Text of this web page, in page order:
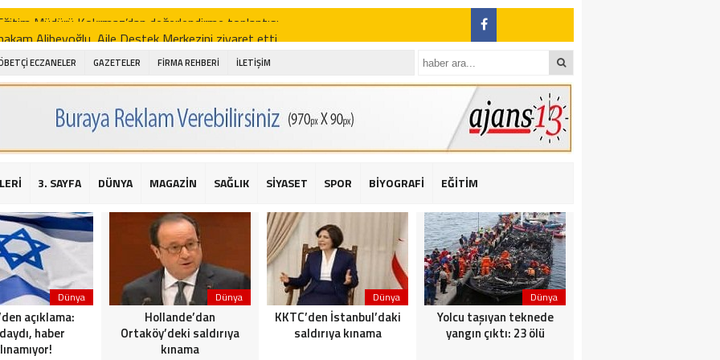
Alibeyoğlu, Aile Destek Merkezini ziyaret etti
piyasalarda
şehitleri için bayraklı kayak gösterileri düzenlenecek
için yardım kermesi
2016 yılı değerlendirmesi
Sarıyer Çayırbaşı Cezayirli Hasan Paşa Camii’nde silahlı saldırı: 2 yaralı
Bahçeli’den Reina’ya düzenlenen terör saldırısına ilişkin açıklama
Reina saldırısı için ilk açıklama
ECZANELER GAZETELER FİRMA REHBERİ İLETİŞİM
3. SAYFA DÜNYA MAGAZİN SAĞLIK SİYASET SPOR BİYOGRAFİ EĞİTİM
Dünya
açıklama:
haber
Dünya
Hollande’dan
Ortaköy’deki saldırıya
kınama
Dünya
KKTC’den İstanbul’daki
saldırıya kınama
Dünya
Yolcu taşıyan teknede
yangın çıktı: 23 ölü